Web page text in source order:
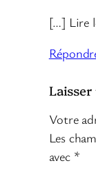
[…] Lire
Votre
Les
avec *